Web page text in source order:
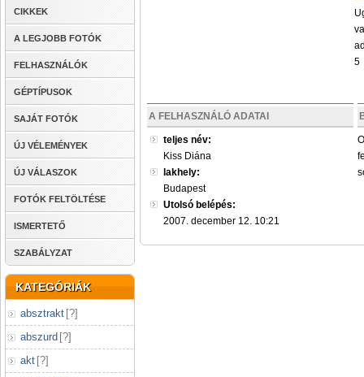
CIKKEK
A LEGJOBB FOTÓK
FELHASZNÁLÓK
GÉPTÍPUSOK
SAJÁT FOTÓK
ÚJ VÉLEMÉNYEK
ÚJ VÁLASZOK
FOTÓK FELTÖLTÉSE
ISMERTETŐ
SZABÁLYZAT
KATEGÓRIÁK
absztrakt [?]
abszurd [?]
akt [?]
5
A FELHASZNÁLÓ ADATAI
teljes név:
Kiss Diána
lakhely:
Budapest
Utolsó belépés:
2007. december 12. 10:21